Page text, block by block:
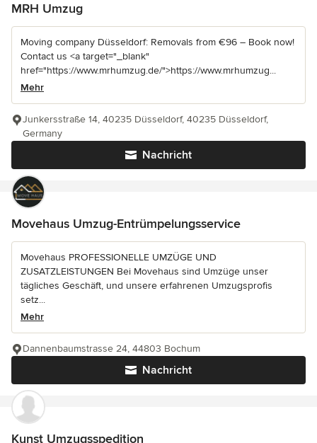
MRH Umzug
Moving company Düsseldorf: Removals from €96 – Book now!
Contact us <a target="_blank"
href="https://www.mrhumzug.de/">https://www.mrhumzug...
Mehr
Nachricht
Junkersstraße 14, 40235 Düsseldorf, 40235 Düsseldorf,
Germany
Movehaus Umzug-Entrümpelungsservice
Movehaus PROFESSIONELLE UMZÜGE UND
ZUSATZLEISTUNGEN Bei Movehaus sind Umzüge unser
tägliches Geschäft, und unsere erfahrenen Umzugsprofis
setz...
Mehr
Nachricht
Dannenbaumstrasse 24, 44803 Bochum
Kunst Umzugsspedition